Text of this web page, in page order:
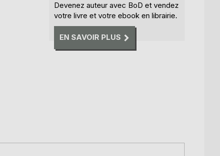
Devenez auteur avec BoD et vendez
votre livre et votre ebook en librairie.
EN SAVOIR PLUS